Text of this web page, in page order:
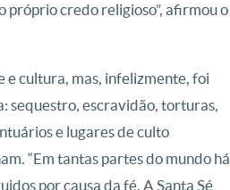
próprio credo religioso”, afirmou o
e cultura, mas, infelizmente, foi
sequestro, escravidão, torturas,
e lugares de culto
“Em tantas partes do mundo há
por causa da fé. A Santa Sé